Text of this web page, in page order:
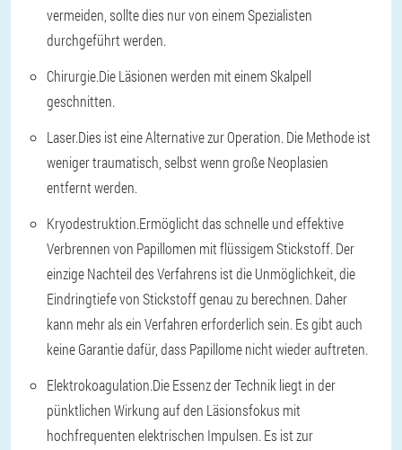
vermeiden, sollte dies nur von einem Spezialisten
durchgeführt werden.
Chirurgie.Die Läsionen werden mit einem Skalpell
geschnitten.
Laser.Dies ist eine Alternative zur Operation. Die Methode ist
weniger traumatisch, selbst wenn große Neoplasien
entfernt werden.
Kryodestruktion.Ermöglicht das schnelle und effektive
Verbrennen von Papillomen mit flüssigem Stickstoff. Der
einzige Nachteil des Verfahrens ist die Unmöglichkeit, die
Eindringtiefe von Stickstoff genau zu berechnen. Daher
kann mehr als ein Verfahren erforderlich sein. Es gibt auch
keine Garantie dafür, dass Papillome nicht wieder auftreten.
Elektrokoagulation.Die Essenz der Technik liegt in der
pünktlichen Wirkung auf den Läsionsfokus mit
hochfrequenten elektrischen Impulsen. Es ist zur